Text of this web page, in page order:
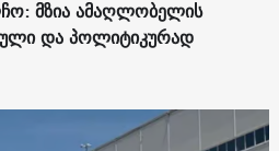
მზია ამაღლობელის
და პოლიტიკურად